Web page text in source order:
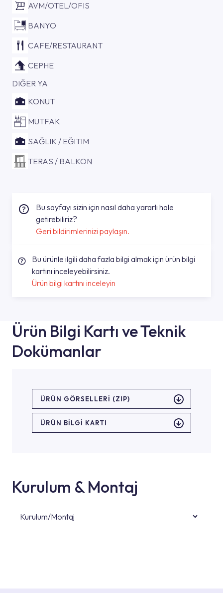
AVM/OTEL/OFIS
BANYO
CAFE/RESTAURANT
CEPHE
DIĞER YA
KONUT
MUTFAK
SAĞLIK / EĞITIM
TERAS / BALKON
Bu sayfayı sizin için nasıl daha yararlı hale
getirebiliriz?
Geri bildirimlerinizi paylaşın.
Bu ürünle ilgili daha fazla bilgi almak için ürün bilgi
kartını inceleyebilirsiniz.
Ürün bilgi kartını inceleyin
Ürün Bilgi Kartı ve Teknik
Dokümanlar
ÜRÜN GÖRSELLERI (ZIP)
ÜRÜN BILGI KARTI
Kurulum & Montaj
Kurulum/Montaj